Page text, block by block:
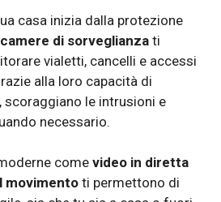
casa inizia dalla protezione
di sorveglianza ti
vialetti, cancelli e accessi
alla loro capacità di
, scoraggiano le intrusioni e
necessario.
come video in diretta
movimento ti permettono di